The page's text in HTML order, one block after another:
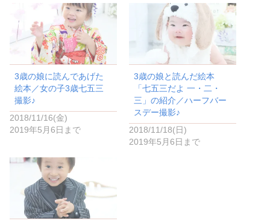
で
共
有
(
新
し
い
ウ
ィ
ン
ド
ウ
で
開
き
ま
有
す
る
に
は
ク
リ
ッ
ク
て
く
だ
(
新
し
い
ン
ド
ウ
で
開
き
ま
す
)
3歳の娘に読んであげた
絵本／女の子3歳七五三
撮影♪
2018/11/16(金)
2019年5月6日まで
3歳の娘と読んだ絵本
「七五三だよ 一・二・
三」の紹介／ハーフバー
スデー撮影♪
2018/11/18(日)
2019年5月6日まで